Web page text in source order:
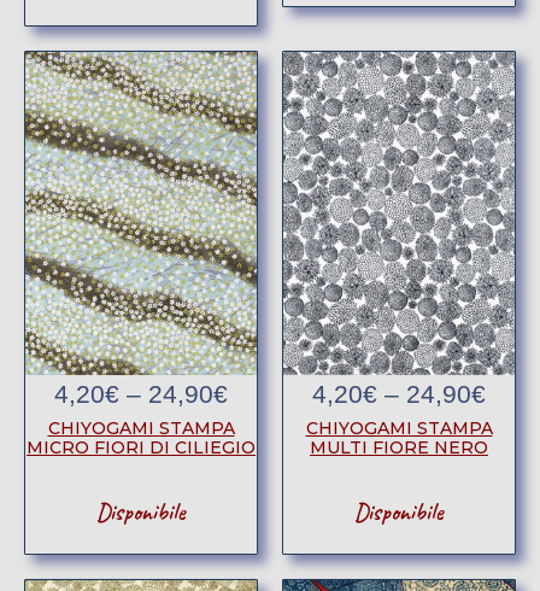
4,20€ – 24,90€
CHIYOGAMI STAMPA
MICRO FIORI DI CILIEGIO
Disponibile
4,20€ – 24,90€
CHIYOGAMI STAMPA
MULTI FIORE NERO
Disponibile